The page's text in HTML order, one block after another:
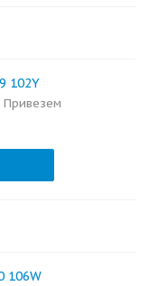
102Y
Привезем
106W